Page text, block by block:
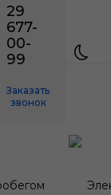
29
677-
00-
99
Заказать
звонок